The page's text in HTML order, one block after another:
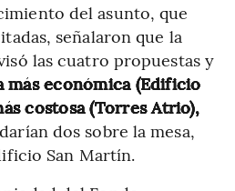
del asunto, que
señalaron que la
las cuatro propuestas y
más económica (Edificio
costosa (Torres Atrio),
dos sobre la mesa,
San Martín.